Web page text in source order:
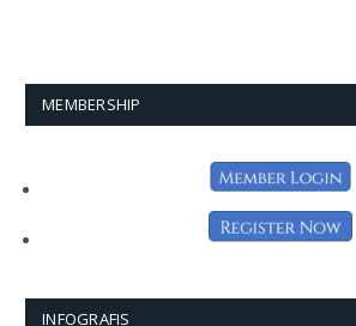
MEMBERSHIP
INFOGRAFIS